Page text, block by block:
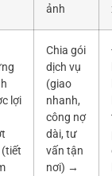
ảnh
lợi
Chia gói
dịch vụ
(giao
nhanh,
công nợ
dài, tư
vấn tận
nơi) →